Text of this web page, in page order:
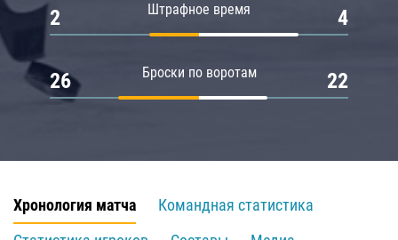
Штрафное время
2 4
Броски по воротам
26 22
Хронология матча
Командная статистика